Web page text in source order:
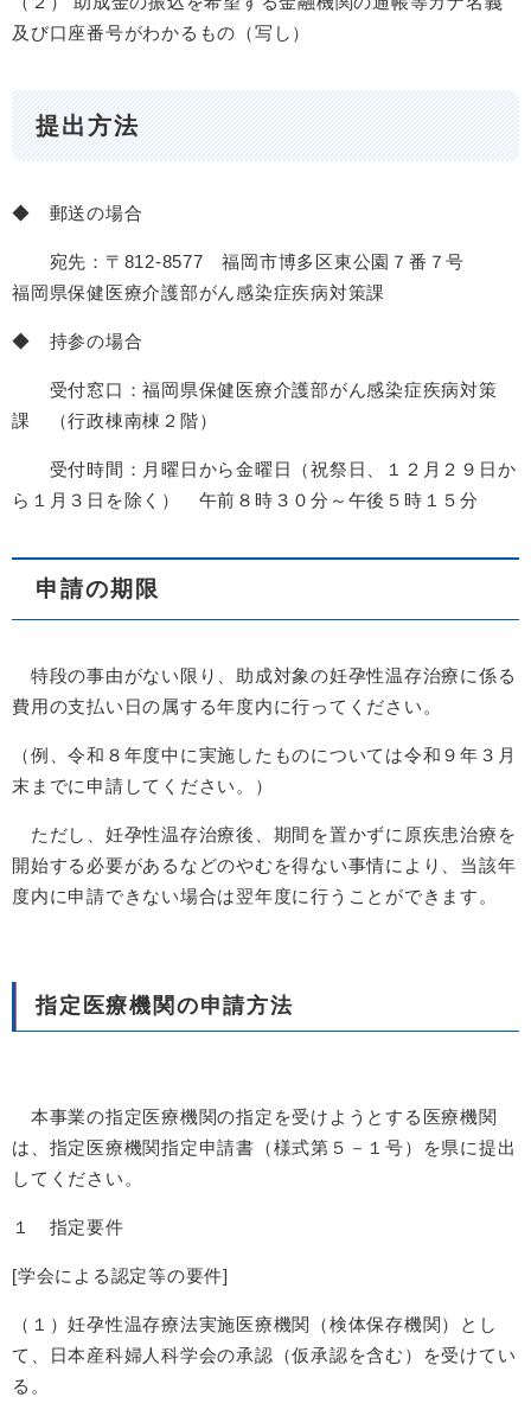
及び口座番号がわかるもの（写し）
提出方法
◆ 郵送の場合
宛先：〒812-8577 福岡市博多区東公園７番７号
福岡県保健医療介護部がん感染症疾病対策課
◆ 持参の場合
受付窓口：福岡県保健医療介護部がん感染症疾病対策
課 （行政棟南棟２階）
受付時間：月曜日から金曜日（祝祭日、１２月２９日か
ら１月３日を除く） 午前８時３０分～午後５時１５分
申請の期限
特段の事由がない限り、助成対象の妊孕性温存治療に係る
費用の支払い日の属する年度内に行ってください。
（例、令和８年度中に実施したものについては令和９年３月
末までに申請してください。）
ただし、妊孕性温存治療後、期間を置かずに原疾患治療を
開始する必要があるなどのやむを得ない事情により、当該年
度内に申請できない場合は翌年度に行うことができます。
指定医療機関の申請方法
本事業の指定医療機関の指定を受けようとする医療機関
は、指定医療機関指定申請書（様式第５－１号）を県に提出
してください。
１ 指定要件
[学会による認定等の要件]
（１）妊孕性温存療法実施医療機関（検体保存機関）とし
て、日本産科婦人科学会の承認（仮承認を含む）を受けてい
る。